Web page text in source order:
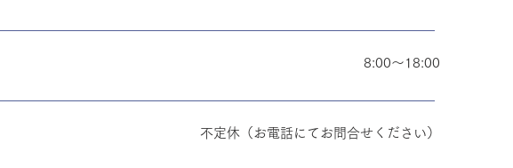
8:00～18:00
不定休（お電話にてお問合せください）